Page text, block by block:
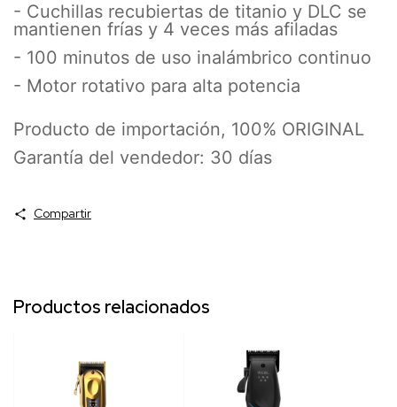
- Cuchillas recubiertas de titanio y DLC se
mantienen frías y 4 veces más afiladas
- 100 minutos de uso inalámbrico continuo
- Motor rotativo para alta potencia
Producto de importación, 100% ORIGINAL
Garantía del vendedor: 30 días
Compartir
Productos relacionados